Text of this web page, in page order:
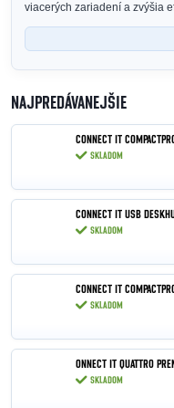
viacerých zariadení a zvýšia
NAJPREDÁVANEJŠIE
CONNECT IT
SKLADOM
CONNECT IT USB
SKLADOM
CONNECT IT
SKLADOM
ONNECT IT QUATTRO
SKLADOM